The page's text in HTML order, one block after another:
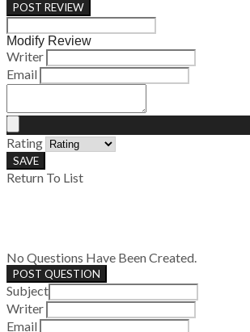
POST REVIEW
Modify Review
Writer
Email
Rating
SAVE
Return To List
No Questions Have Been Created.
POST QUESTION
Subject
Writer
Email